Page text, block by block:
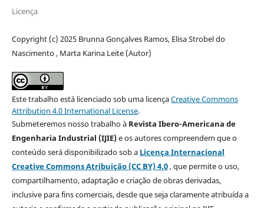
Licença
Copyright (c) 2025 Brunna Gonçalves Ramos, Elisa Strobel do
Nascimento , Marta Karina Leite (Autor)
Este trabalho está licenciado sob uma licençaCreative Commons
Attribution 4.0 International License.
Submeteremos nosso trabalho à Revista Ibero-Americana de
Engenharia Industrial (IJIE)e os autores compreendem que o
conteúdo será disponibilizado sob a Licença Internacional
Creative Commons Atribuição (CC BY) 4.0, que permite o uso,
compartilhamento, adaptação e criação de obras derivadas,
inclusive para fins comerciais, desde que seja claramente atribuída a